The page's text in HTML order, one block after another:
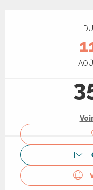
Ouverture et
DU